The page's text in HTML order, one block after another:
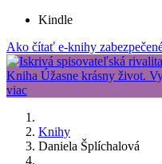
Kindle
Ako čítať e-knihy
Knihy
Daniela Šplíchalová